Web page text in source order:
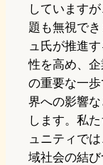
しています
題も無視で
ュ氏が推進
性を高め、
の重要な一
界への影響
します。私
ュニティで
域社会の結